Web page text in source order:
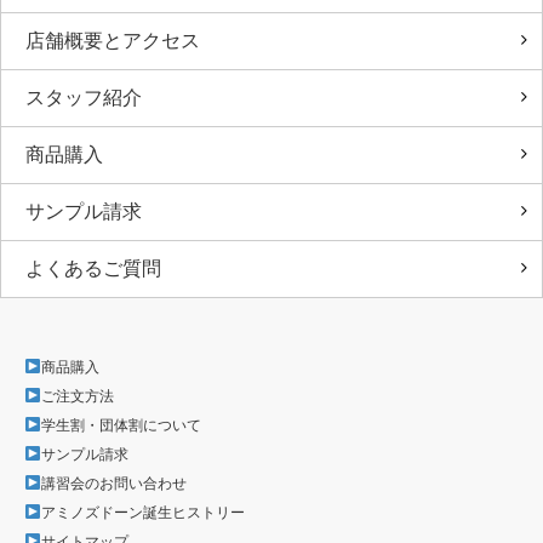
店舗概要とアクセス
スタッフ紹介
商品購入
サンプル請求
よくあるご質問
商品購入
ご注文方法
学生割・団体割について
サンプル請求
講習会のお問い合わせ
アミノズドーン誕生ヒストリー